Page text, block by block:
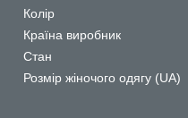
Колір
Країна виробник
Стан
Розмір жіночого одягу (UA)